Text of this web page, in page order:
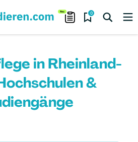
0
in Rheinland-
&